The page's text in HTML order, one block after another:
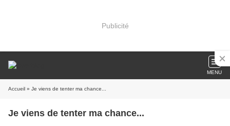
Publicité
MENU
Accueil » Je viens de tenter ma chance...
Je viens de tenter ma chance...